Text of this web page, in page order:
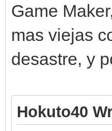
Game
mas viejas
desastre, y
Hokuto40